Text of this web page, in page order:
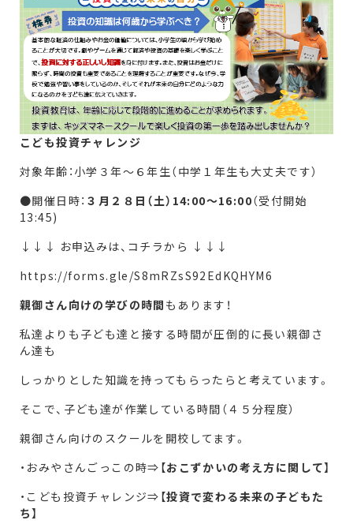
こども投資チャレンジ
対象年齢：小学３年～６年生（中学１年生も大丈夫です）
●開催日時： ３月２８日（土）14:00～16:00（受付開始
13:45)
↓↓↓ お申込みは、コチラから ↓↓↓
https://forms.gle/S8mRZsS92EdKQHYM6
親御さん向けの学びの時間 もあります！
私達よりも子ども達と接する時間が圧倒的に長い親御さ
ん達も
しっかりとした知識を持ってもらったらと考えています。
そこで、子ども達が作業している時間（４５分程度）
親御さん向けのスクールを開校してます。
・おみやさんごっこの時⇒【おこずかいの考え方に関して】
・こども投資チャレンジ⇒【投資で変わる未来の子どもた
ち】